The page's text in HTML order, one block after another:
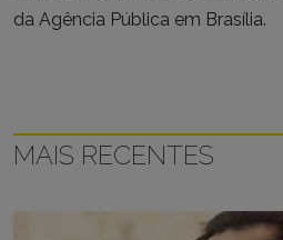
da Agência Pública em Brasília.
MAIS RECENTES